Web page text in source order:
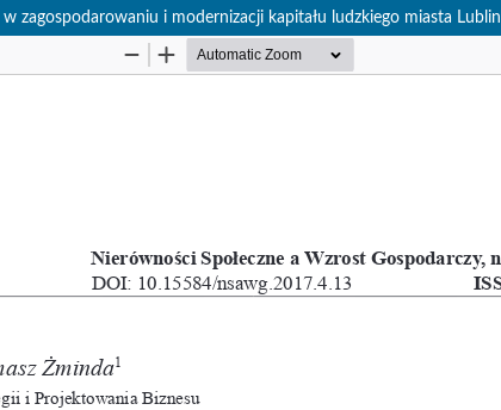
zagospodarowaniu i modernizacji kapitału ludzkiego miasta Lublin